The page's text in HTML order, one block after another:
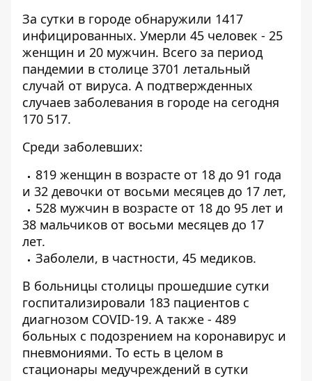
За сутки в городе обнаружили 1417
инфицированных. Умерли 45 человек - 25
женщин и 20 мужчин. Всего за период
пандемии в столице 3701 летальный
случай от вируса. А подтвержденных
случаев заболевания в городе на сегодня
170 517.
Среди заболевших:
819 женщин в возрасте от 18 до 91 года
и 32 девочки от восьми месяцев до 17 лет,
528 мужчин в возрасте от 18 до 95 лет и
38 мальчиков от восьми месяцев до 17
лет.
Заболели, в частности, 45 медиков.
В больницы столицы прошедшие сутки
госпитализировали 183 пациентов с
диагнозом COVID-19. А также - 489
больных с подозрением на коронавирус и
пневмониями. То есть в целом в
стационары медучреждений в сутки